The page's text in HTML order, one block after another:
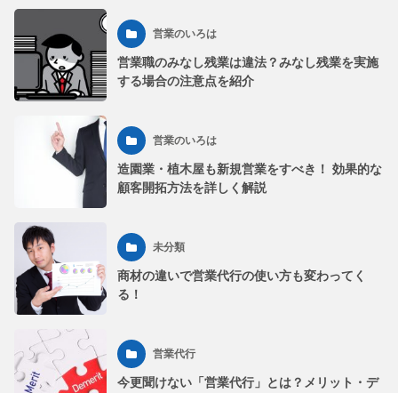
営業のいろは
営業職のみなし残業は違法？みなし残業を実施
する場合の注意点を紹介
営業のいろは
造園業・植木屋も新規営業をすべき！ 効果的な
顧客開拓方法を詳しく解説
未分類
商材の違いで営業代行の使い方も変わってく
る！
営業代行
今更聞けない「営業代行」とは？メリット・デ